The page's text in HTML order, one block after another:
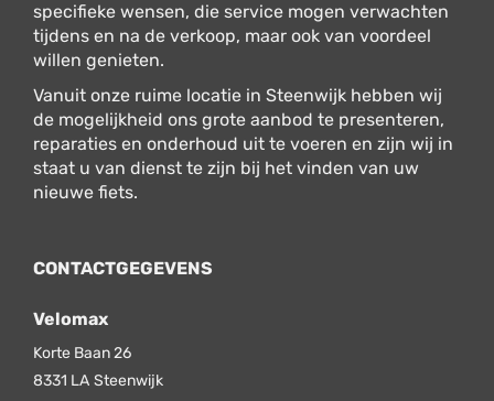
specifieke wensen, die service mogen verwachten
tijdens en na de verkoop, maar ook van voordeel
willen genieten.
Vanuit onze ruime locatie in Steenwijk hebben wij
de mogelijkheid ons grote aanbod te presenteren,
reparaties en onderhoud uit te voeren en zijn wij in
staat u van dienst te zijn bij het vinden van uw
nieuwe fiets.
CONTACTGEGEVENS
Velomax
Korte Baan 26
8331 LA Steenwijk